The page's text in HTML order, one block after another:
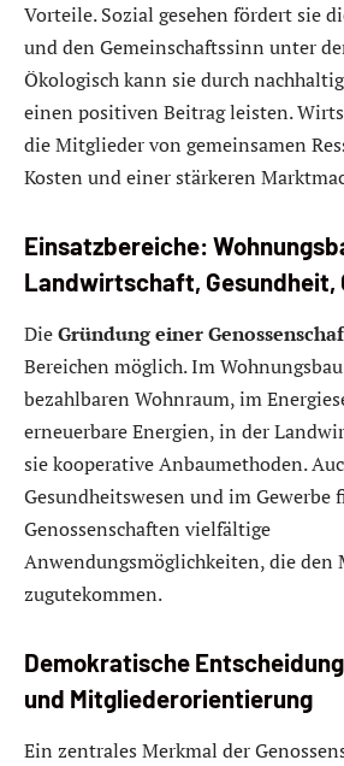
Vorteile. Sozial gesehen fördert sie
und den Gemeinschaftssinn unter
Ökologisch kann sie durch
einen positiven Beitrag leisten.
die Mitglieder von gemeinsamen
Kosten und einer stärkeren
Einsatzbereiche:
Landwirtschaft, Gesundheit,
DieGründung einer
Bereichen möglich. Im
bezahlbaren Wohnraum, im
erneuerbare Energien, in der
sie kooperative Anbaumethoden.
Gesundheitswesen und im Gewerbe
Genossenschaften vielfältige
Anwendungsmöglichkeiten, die den
zugutekommen.
Demokratische
und Mitgliederorientierung
Ein zentrales Merkmal der